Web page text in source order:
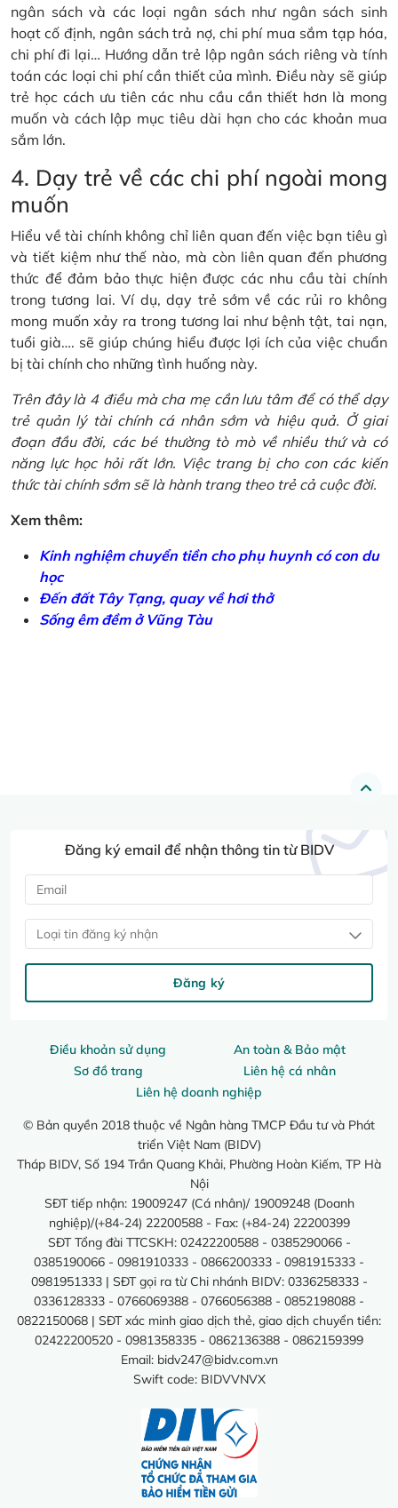
ngân sách và các loại ngân sách như ngân sách sinh
hoạt cố định, ngân sách trả nợ, chi phí mua sắm tạp hóa,
chi phí đi lại… Hướng dẫn trẻ lập ngân sách riêng và tính
toán các loại chi phí cần thiết của mình. Điều này sẽ giúp
trẻ học cách ưu tiên các nhu cầu cần thiết hơn là mong
muốn và cách lập mục tiêu dài hạn cho các khoản mua
sắm lớn.
4. Dạy trẻ về các chi phí ngoài mong
muốn
Hiểu về tài chính không chỉ liên quan đến việc bạn tiêu gì
và tiết kiệm như thế nào, mà còn liên quan đến phương
thức để đảm bảo thực hiện được các nhu cầu tài chính
trong tương lai. Ví dụ, dạy trẻ sớm về các rủi ro không
mong muốn xảy ra trong tương lai như bệnh tật, tai nạn,
tuổi già…. sẽ giúp chúng hiểu được lợi ích của việc chuẩn
bị tài chính cho những tình huống này.
Trên đây là 4 điều mà cha mẹ cần lưu tâm để có thể dạy
trẻ quản lý tài chính cá nhân sớm và hiệu quả. Ở giai
đoạn đầu đời, các bé thường tò mò về nhiều thứ và có
năng lực học hỏi rất lớn. Việc trang bị cho con các kiến
thức tài chính sớm sẽ là hành trang theo trẻ cả cuộc đời.
Xem thêm:
Kinh nghiệm chuyển tiền cho phụ huynh có con du
học
Đến đất Tây Tạng, quay về hơi thở
Sống êm đềm ở Vũng Tàu
Điều khoản sử dụng
An toàn & Bảo mật
Sơ đồ trang
Liên hệ cá nhân
Liên hệ doanh nghiệp
© Bản quyền 2018 thuộc về Ngân hàng TMCP Đầu tư và Phát
triển Việt Nam (BIDV)
Tháp BIDV, Số 194 Trần Quang Khải, Phường Hoàn Kiếm, TP Hà
Nội
SĐT tiếp nhận: 19009247 (Cá nhân)/ 19009248 (Doanh
nghiệp)/(+84-24) 22200588 - Fax: (+84-24) 22200399
SĐT Tổng đài TTCSKH: 02422200588 - 0385290066 -
0385190066 - 0981910333 - 0866200333 - 0981915333 -
0981951333 | SĐT gọi ra từ Chi nhánh BIDV: 0336258333 -
0336128333 - 0766069388 - 0766056388 - 0852198088 -
0822150068 | SĐT xác minh giao dịch thẻ, giao dịch chuyển tiền:
02422200520 - 0981358335 - 0862136388 - 0862159399
Email: bidv247@bidv.com.vn
Swift code: BIDVVNVX
Đăng ký email để nhận thông tin từ BIDV
Loại tin đăng ký nhận
Đăng ký